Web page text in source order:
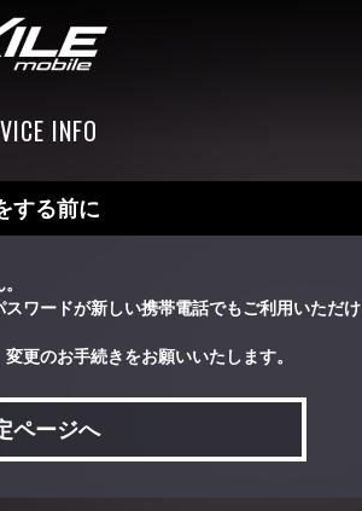
INFO
する前に
ワードが新しい携帯電話でもご利用いただけ
更のお手続きをお願いいたします。
ページへ